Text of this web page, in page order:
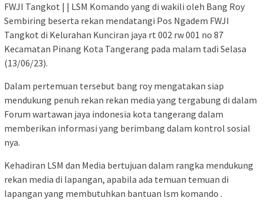
FWJI Tangkot | | LSM Komando yang di wakili oleh Bang Roy
Sembiring beserta rekan mendatangi Pos Ngadem FWJI
Tangkot di Kelurahan Kunciran jaya rt 002 rw 001 no 87
Kecamatan Pinang Kota Tangerang pada malam tadi Selasa
(13/06/23).
Dalam pertemuan tersebut bang roy mengatakan siap
mendukung penuh rekan rekan media yang tergabung di dalam
Forum wartawan jaya indonesia kota tangerang dalam
memberikan informasi yang berimbang dalam kontrol sosial
nya.
Kehadiran LSM dan Media bertujuan dalam rangka mendukung
rekan media di lapangan, apabila ada temuan temuan di
lapangan yang membutuhkan bantuan lsm komando .